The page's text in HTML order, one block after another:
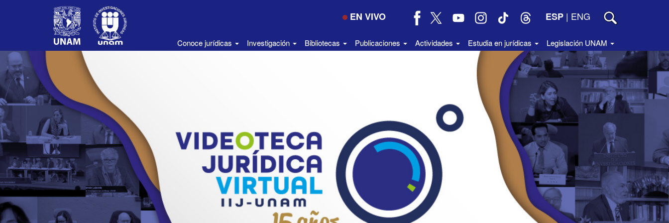
EN VIVO ESP | ENG
Conoce jurídicas Investigación Bibliotecas Publicaciones Actividades Estudia en jurídicas Legislación UNAM